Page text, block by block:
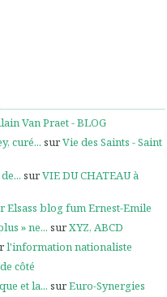
Van Praet - BLOG
curé... surVie des Saints - Saint
surVIE DU CHATEAU à
Elsass blog fum Ernest-Emile
» ne... surXYZ, ABCD
l'information nationaliste
côté
et la... surEuro-Synergies